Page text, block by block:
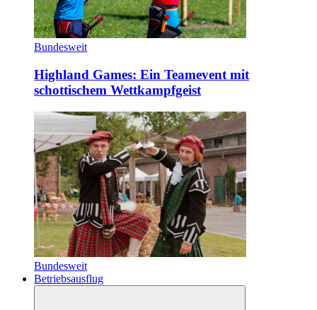
Bundesweit
Highland Games: Ein Teamevent mit
schottischem Wettkampfgeist
Bundesweit
Betriebsausflug